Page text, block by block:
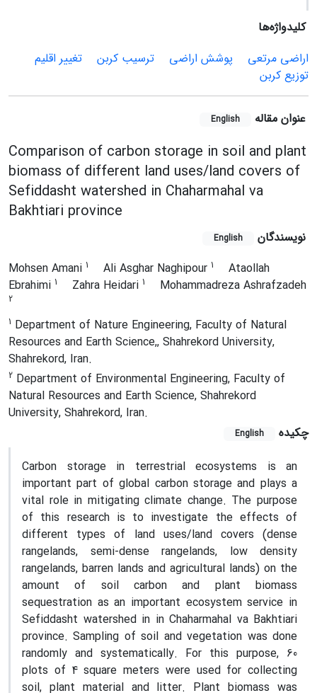
کلیدواژه‌ها
اراضی مرتعی
پوشش اراضی ترسیب کربن
تغییر اقلیم
توزیع کربن
عنوان مقاله English
Comparison of carbon storage in soil and plant
biomass of different land uses/land covers of
Sefiddasht watershed in Chaharmahal va
Bakhtiari province
نویسندگان English
Mohsen Amani 1 Ali Asghar Naghipour 1
Ataollah
Ebrahimi 1 Zahra Heidari 1 Mohammadreza Ashrafzadeh
2
1 Department of Nature Engineering, Faculty of Natural
Resources and Earth Science,, Shahrekord University,
Shahrekord, Iran.
2 Department of Environmental Engineering, Faculty of
Natural Resources and Earth Science, Shahrekord
University, Shahrekord, Iran.
چکیده
English
Carbon storage in terrestrial ecosystems is an
important part of global carbon storage and plays a
vital role in mitigating climate change. The purpose
of this research is to investigate the effects of
different types of land uses/land covers (dense
rangelands, semi-dense rangelands, low density
rangelands, barren lands and agricultural lands) on the
amount of soil carbon and plant biomass
sequestration as an important ecosystem service in
Sefiddasht watershed in in Chaharmahal va Bakhtiari
province. Sampling of soil and vegetation was done
randomly and systematically. For this purpose, 60
plots of 4 square meters were used for collecting
soil, plant material and litter. Plant biomass was